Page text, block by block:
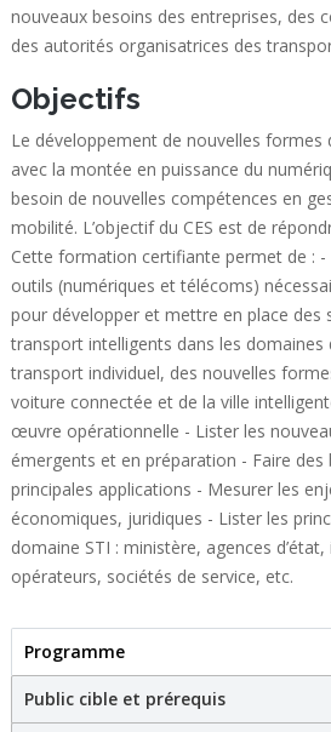
nouveaux besoins des entreprises, des
des autorités organisatrices des
Objectifs
Le développement de nouvelles formes
avec la montée en puissance du
besoin de nouvelles compétences en
mobilité. L’objectif du CES est de
Cette formation certifiante permet de : -
outils (numériques et télécoms)
pour développer et mettre en place des
transport intelligents dans les domaines
transport individuel, des nouvelles
voiture connectée et de la ville
œuvre opérationnelle - Lister les
émergents et en préparation - Faire des
principales applications - Mesurer les
économiques, juridiques - Lister les
domaine STI : ministère, agences
opérateurs, sociétés de service, etc.
Formation certifiante
Programme(onglet actif)
Public cible et prérequis